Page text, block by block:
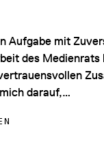
Aufgabe mit
des Medienrats
darauf,…